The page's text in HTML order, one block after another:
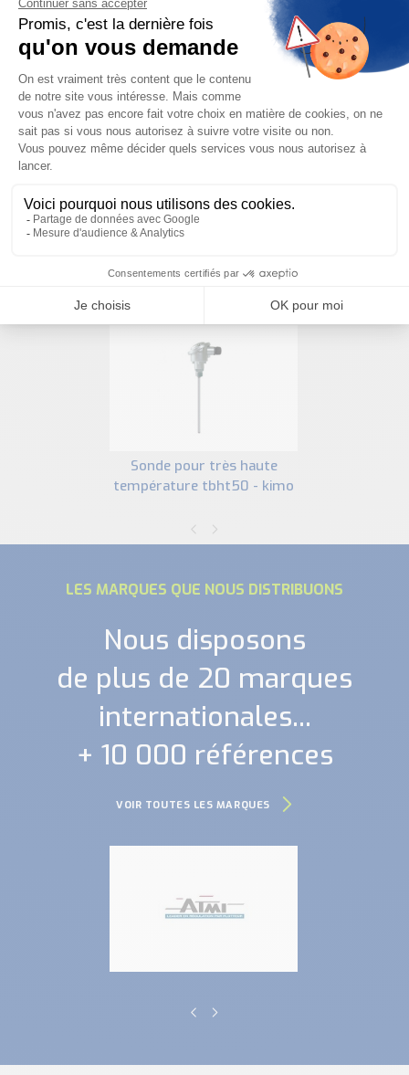
Besoin d'aide pour choisir votre
produit ?
Nous sommes à votre disposition pour définir
votre projet
NOUS CONTACTER
PRODUITS SIMILAIRES
sonde pour très haute
température tbht50 - kimo
LES MARQUES QUE NOUS DISTRIBUONS
Nous disposons
de plus de 20 marques
internationales...
+ 10 000 références
VOIR TOUTES LES MARQUES